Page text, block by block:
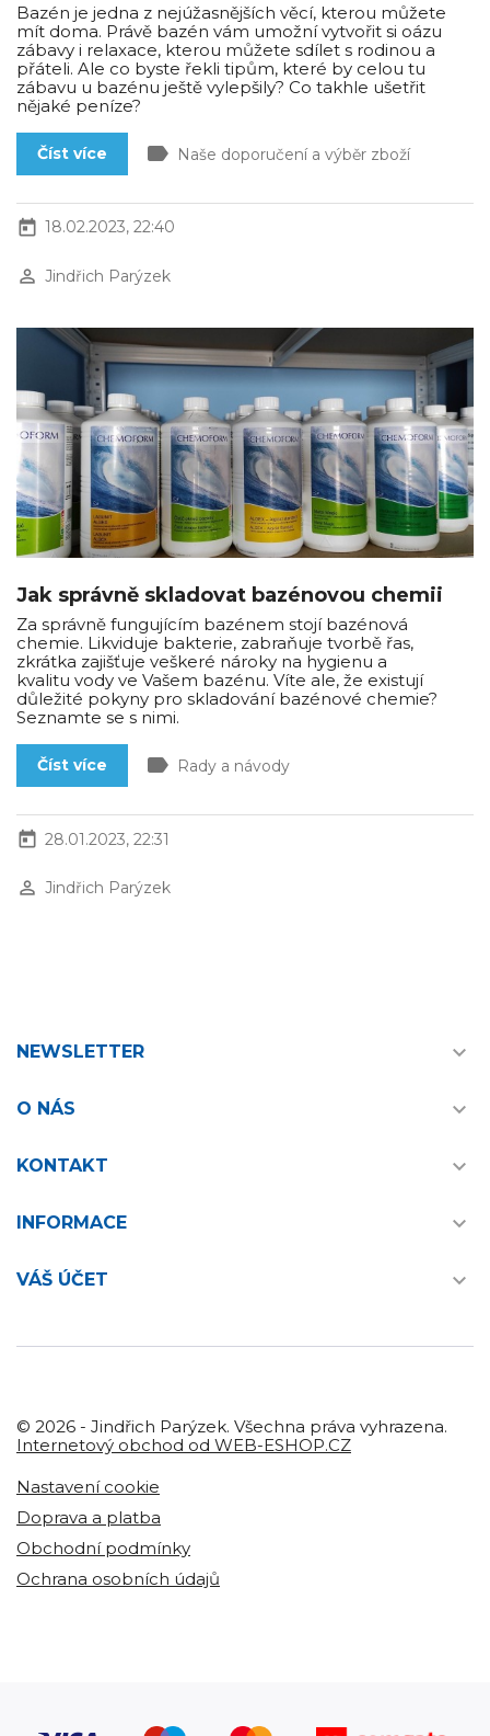
Bazén je jedna z nejúžasnějších věcí, kterou můžete
mít doma. Právě bazén vám umožní vytvořit si oázu
zábavy i relaxace, kterou můžete sdílet s rodinou a
přáteli. Ale co byste řekli tipům, které by celou tu
zábavu u bazénu ještě vylepšily? Co takhle ušetřit
nějaké peníze?
Číst více label Naše doporučení a výběr zboží
today 18.02.2023, 22:40
perm_identity Jindřich Parýzek
Jak správně skladovat bazénovou chemii
Za správně fungujícím bazénem stojí bazénová
chemie. Likviduje bakterie, zabraňuje tvorbě řas,
zkrátka zajišťuje veškeré nároky na hygienu a
kvalitu vody ve Vašem bazénu. Víte ale, že existují
důležité pokyny pro skladování bazénové chemie?
Seznamte se s nimi.
Číst více label Rady a návody
today 28.01.2023, 22:31
perm_identity Jindřich Parýzek
NEWSLETTER 
O NÁS 
KONTAKT 
INFORMACE 
VÁŠ ÚČET 
© 2026 - Jindřich Parýzek. Všechna práva vyhrazena.
Internetový obchod od WEB-ESHOP.CZ
Nastavení cookie
Doprava a platba
Obchodní podmínky
Ochrana osobních údajů